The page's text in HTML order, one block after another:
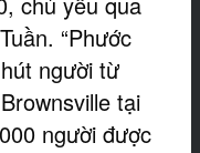
“Phước
người từ
tại
người được